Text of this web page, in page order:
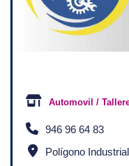
Automovil /
946 96 64 83
Polígono